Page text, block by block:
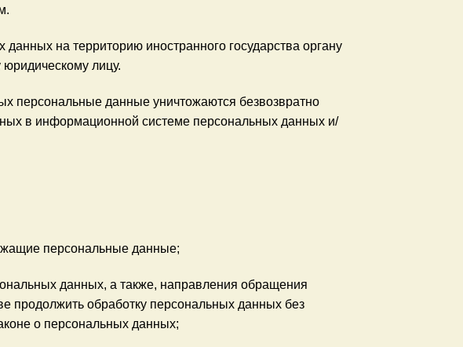
на территорию иностранного государства органу
юридическому лицу.
персональные данные уничтожаются безвозвратно
в информационной системе персональных данных и/
персональные данные;
данных, а также, направления обращения
продолжить обработку персональных данных без
о персональных данных;